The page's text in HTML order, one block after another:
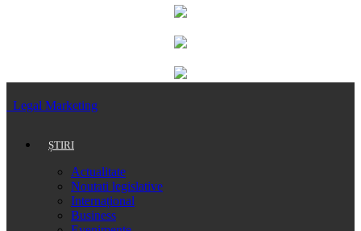
Legal Marketing
ȘTIRI
Actualitate
Noutati legislative
Internațional
Business